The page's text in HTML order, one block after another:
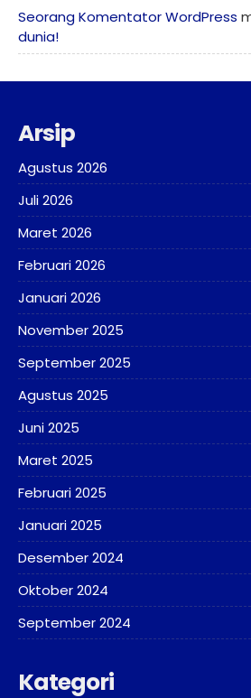
Seorang Komentator WordPress
dunia!
Arsip
Agustus 2026
Juli 2026
Maret 2026
Februari 2026
Januari 2026
November 2025
September 2025
Agustus 2025
Juni 2025
Maret 2025
Februari 2025
Januari 2025
Desember 2024
Oktober 2024
September 2024
Kategori